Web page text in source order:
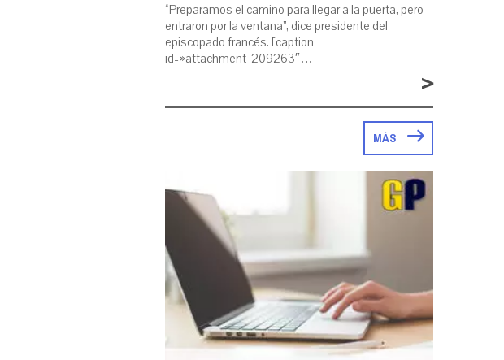
“Preparamos el camino para llegar a la puerta, pero
entraron por la ventana”, dice presidente del
episcopado francés. [caption
id=»attachment_209263″…
>
MÁS